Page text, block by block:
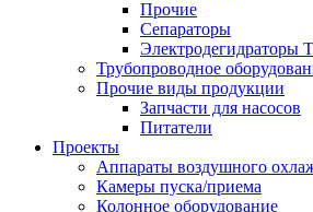
Прочие
Сепараторы
Электродегидраторы
Трубопроводное
Прочие виды продукции
Запчасти для насосов
Питатели
Проекты
Аппараты воздушного
Камеры пуска/приема
Колонное оборудование